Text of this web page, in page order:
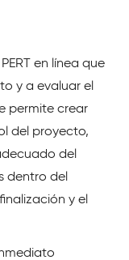
en línea que
y a evaluar el
permite crear
del proyecto,
del
dentro del
y el